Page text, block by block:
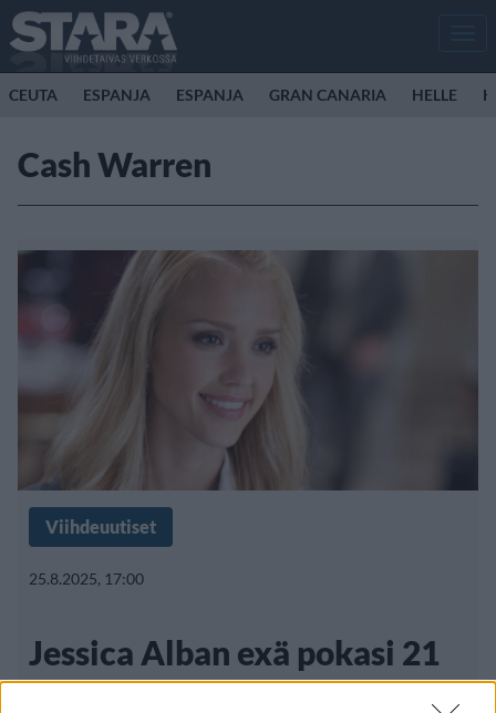
CEUTA ESPANJA ESPANJA GRAN CANARIA HELLE
Cash Warren
Viihdeuutiset
25.8.2025, 17:00
Jessica Alban exä pokasi 21